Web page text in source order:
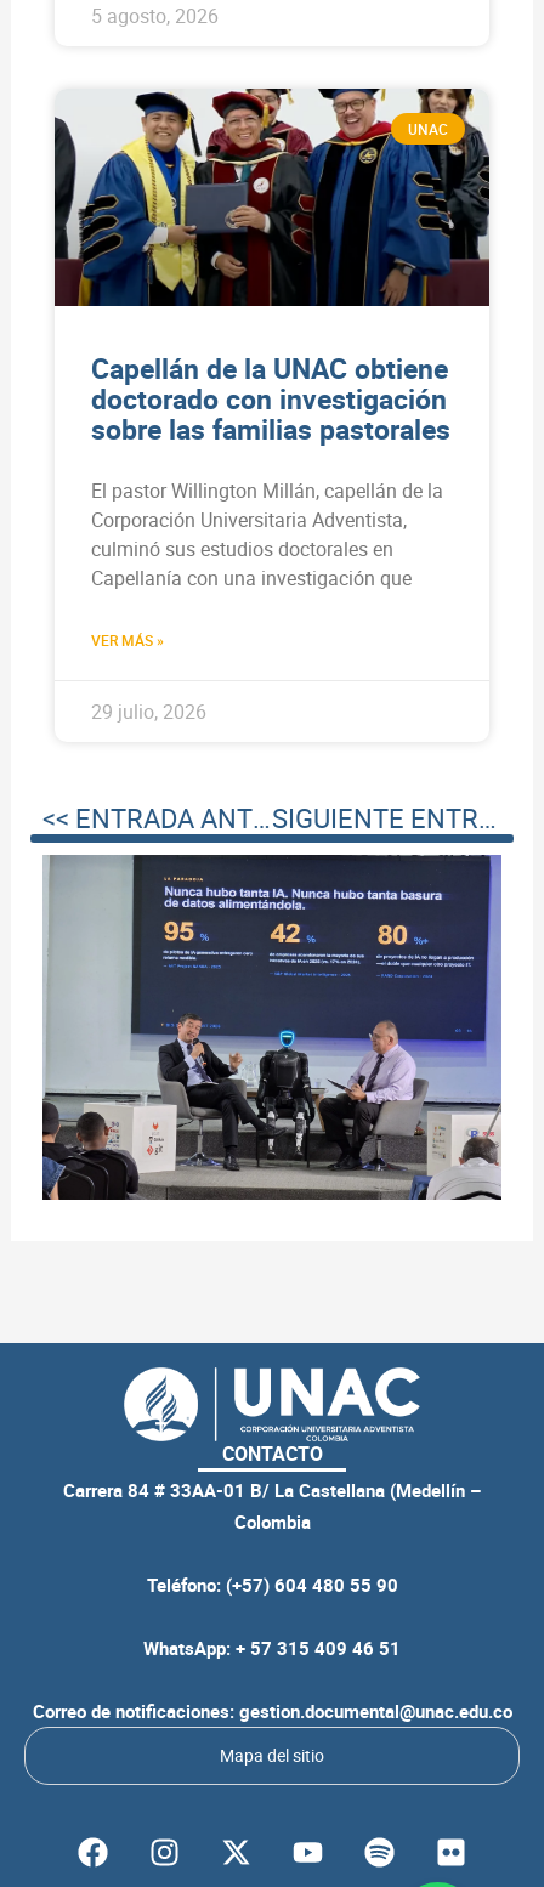
5 agosto, 2026
UNAC
Capellán de la UNAC obtiene
doctorado con investigación
sobre las familias pastorales
El pastor Willington Millán, capellán de la
Corporación Universitaria Adventista,
culminó sus estudios doctorales en
Capellanía con una investigación que
VER MÁS »
29 julio, 2026
<< ENTRADA ANTERIOR SIGUIENTE ENTRADA >>
CONTACTO
Carrera 84 # 33AA-01 B/ La Castellana (Medellín –
Colombia
Teléfono: (+57) 604 480 55 90
WhatsApp: + 57 315 409 46 51
Correo de notificaciones: gestion.documental@unac.edu.co
Mapa del sitio
F
a
I
n
Y
o
S
p
F
l